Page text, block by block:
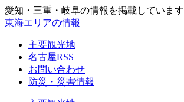
愛知・三重・岐阜の情報を掲載しています
東海エリアの情報
主要観光地
名古屋RSS
お問い合わせ
防災・災害情報